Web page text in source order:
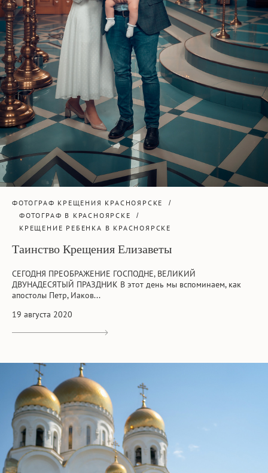
ФОТОГРАФ КРЕЩЕНИЯ КРАСНОЯРСКЕ
ФОТОГРАФ В КРАСНОЯРСКЕ
КРЕЩЕНИЕ РЕБЕНКА В КРАСНОЯРСКЕ
Таинство Крещения Елизаветы
СЕГОДНЯ ПРЕОБРАЖЕНИЕ ГОСПОДНЕ, ВЕЛИКИЙ
ДВУНАДЕСЯТЫЙ ПРАЗДНИК В этот день мы вспоминаем, как
апостолы Петр, Иаков...
19 августа 2020